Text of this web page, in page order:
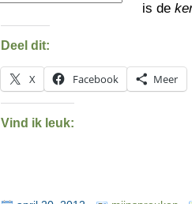
is de
Deel dit:
X Facebook Meer
Vind ik leuk: